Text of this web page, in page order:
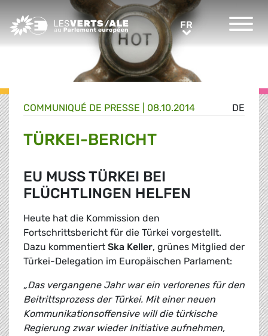
Greens/EFA Home FRFR
DE
COMMUNIQUÉ DE PRESSE 08.10.2014
TÜRKEI-BERICHT
EU MUSS TÜRKEI BEI
FLÜCHTLINGEN HELFEN
Heute hat die Kommission den
Fortschrittsbericht für die Türkei vorgestellt.
Dazu kommentiert Ska Keller, grünes Mitglied der
Türkei-Delegation im Europäischen Parlament:
„Das vergangene Jahr war ein verlorenes für den
Beitrittsprozess der Türkei. Mit einer neuen
Kommunikationsoffensive will die türkische
Regierung zwar wieder Initiative aufnehmen,